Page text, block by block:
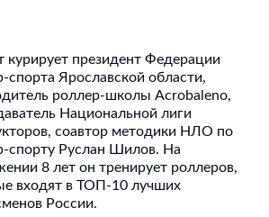
курирует президент Федерации
спорта Ярославской области,
роллер-школы Acrobaleno,
Национальной лиги
соавтор методики НЛО по
спорту Руслан Шилов. На
8 лет он тренирует роллеров,
входят в ТОП-10 лучших
России.